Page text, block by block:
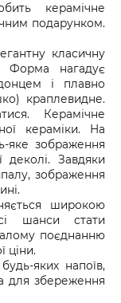
керамічне
подарунком.
класичну
Форма нагадує
і плавно
краплевидне.
Керамічне
кераміки. На
яке зображення
Завдяки
зображення
широкою
шанси стати
поєднанню
ціни.
яких напоїв,
для збереження